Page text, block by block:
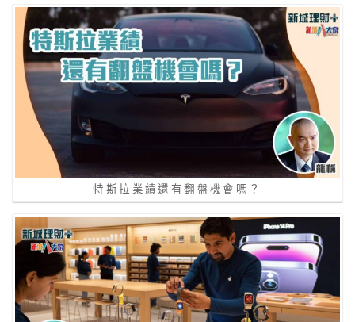
特斯拉業績還有翻盤機會嗎？